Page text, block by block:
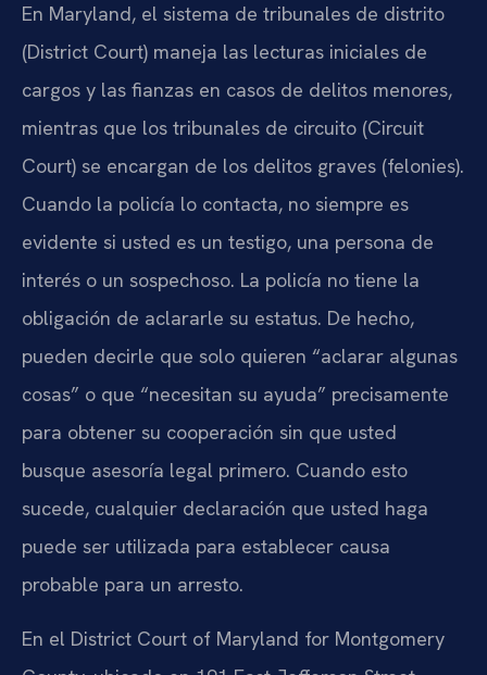
En Maryland, el sistema de tribunales de distrito
(District Court) maneja las lecturas iniciales de
cargos y las fianzas en casos de delitos menores,
mientras que los tribunales de circuito (Circuit
Court) se encargan de los delitos graves (felonies).
Cuando la policía lo contacta, no siempre es
evidente si usted es un testigo, una persona de
interés o un sospechoso. La policía no tiene la
obligación de aclararle su estatus. De hecho,
pueden decirle que solo quieren “aclarar algunas
cosas” o que “necesitan su ayuda” precisamente
para obtener su cooperación sin que usted
busque asesoría legal primero. Cuando esto
sucede, cualquier declaración que usted haga
puede ser utilizada para establecer causa
probable para un arresto.
En el District Court of Maryland for Montgomery